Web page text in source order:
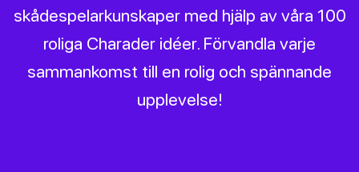
skådespelarkunskaper med hjälp av våra 100
roliga Charader idéer. Förvandla varje
sammankomst till en rolig och spännande
upplevelse!